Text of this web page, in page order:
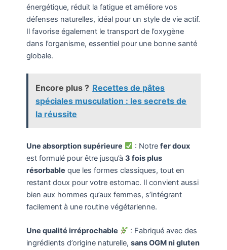
énergétique, réduit la fatigue et améliore vos
défenses naturelles, idéal pour un style de vie actif.
Il favorise également le transport de l’oxygène
dans l’organisme, essentiel pour une bonne santé
globale.
Encore plus ? Recettes de pâtes
spéciales musculation : les secrets de
la réussite
Une absorption supérieure : Notrefer doux
est formulé pour être jusqu’à 3 fois plus
résorbable que les formes classiques, tout en
restant doux pour votre estomac. Il convient aussi
bien aux hommes qu’aux femmes, s’intégrant
facilement à une routine végétarienne.
Une qualité irréprochable
: Fabriqué avec des
ingrédients d’origine naturelle, sans OGM ni gluten